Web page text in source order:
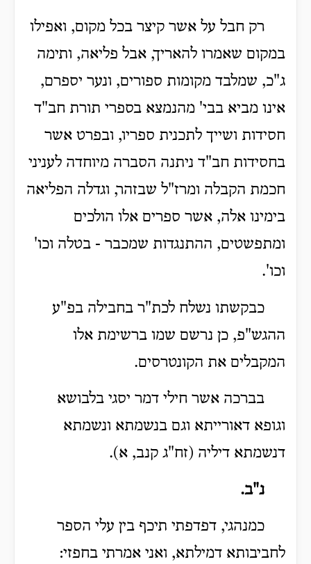
רק חבל על אשר קיצר בכל מקום, ואפילו
במקום שאמרו להאריך, אבל פליאה, ותימה
ג"כ, שמלבד מקומות ספורים, ונער יספרם,
אינו מביא בבי' מהנמצא בספרי תורת חב"ד
חסידות ושייך לתכנית ספריו, ובפרט אשר
בחסידות חב"ד ניתנה הסברה מיוחדה לעניני
חכמת הקבלה ומרז"ל שבזהר, וגדלה הפליאה
בימינו אלה, אשר ספרים אלו הולכים
ומתפשטים, ההתנגדות שמכבר - בטלה וכו'
וכו'.
כבקשתו נשלח לכת"ר בחבילה בפ"ע
ההגש"פ, כן נרשם שמו ברשימת אלו
המקבלים את הקונטרסים.
בברכה אשר חילי דמר יסגי בלבושא
וגופא דאורייתא וגם בנשמתא ונשמתא
דנשמתא דיליה (זח"ג קנב, א).
נ"ב.
כמנהגי, דפדפתי תיכף בין עלי הספר
לחביבותא דמילתא, ואני אמרתי בחפזי: